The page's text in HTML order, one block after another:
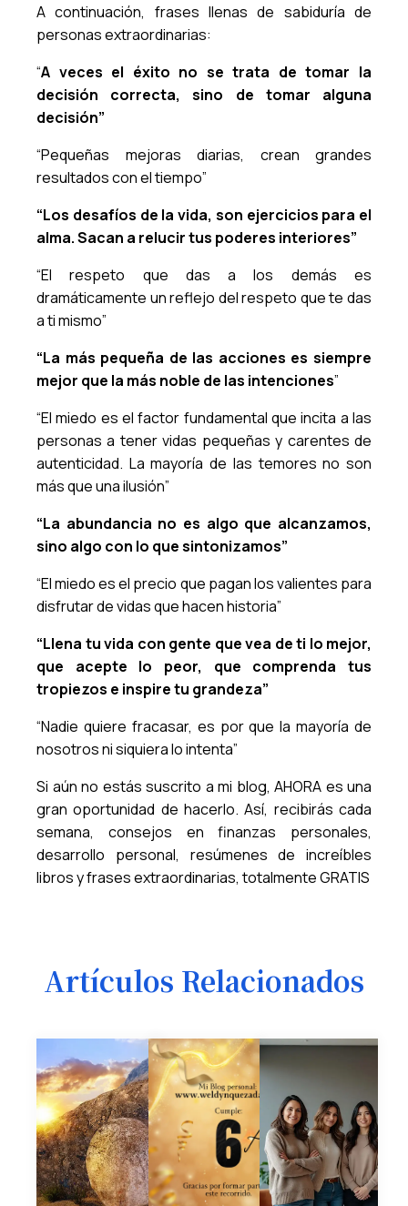
A continuación, frases llenas de sabiduría de
personas extraordinarias:
“A veces el éxito no se trata de tomar la
decisión correcta, sino de tomar alguna
decisión”
“Pequeñas mejoras diarias, crean grandes
resultados con el tiempo”
“Los desafíos de la vida, son ejercicios para el
alma. Sacan a relucir tus poderes interiores”
“El respeto que das a los demás es
dramáticamente un reflejo del respeto que te das
a ti mismo”
“La más pequeña de las acciones es siempre
mejor que la más noble de las intenciones”
“El miedo es el factor fundamental que incita a las
personas a tener vidas pequeñas y carentes de
autenticidad. La mayoría de las temores no son
más que una ilusión”
“La abundancia no es algo que alcanzamos,
sino algo con lo que sintonizamos”
“El miedo es el precio que pagan los valientes para
disfrutar de vidas que hacen historia”
“Llena tu vida con gente que vea de ti lo mejor,
que acepte lo peor, que comprenda tus
tropiezos e inspire tu grandeza”
“Nadie quiere fracasar, es por que la mayoría de
nosotros ni siquiera lo intenta”
Si aún no estás suscrito a mi blog, AHORA es una
gran oportunidad de hacerlo. Así, recibirás cada
semana, consejos en finanzas personales,
desarrollo personal, resúmenes de increíbles
libros y frases extraordinarias, totalmente GRATIS
Artículos Relacionados